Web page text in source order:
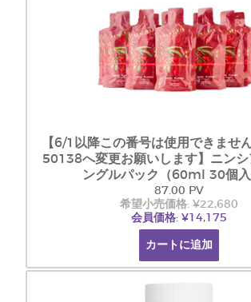
【6/1以降この番号は使用できませ
50138へ変更お願いします】ニン
ングルパック（60ml 30個入
87.00 PV
希望小売価格: ¥22,680
会員価格: ¥14,175
カートに追加